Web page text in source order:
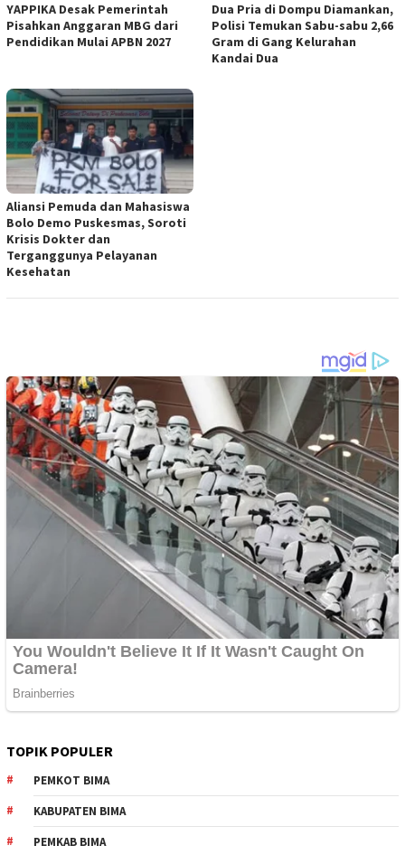
YAPPIKA Desak Pemerintah
Pisahkan Anggaran MBG dari
Pendidikan Mulai APBN 2027
Dua Pria di Dompu Diamankan,
Polisi Temukan Sabu-sabu 2,66
Gram di Gang Kelurahan
Kandai Dua
Aliansi Pemuda dan Mahasiswa
Bolo Demo Puskesmas, Soroti
Krisis Dokter dan
Terganggunya Pelayanan
Kesehatan
TOPIK POPULER
PEMKOT BIMA
KABUPATEN BIMA
PEMKAB BIMA